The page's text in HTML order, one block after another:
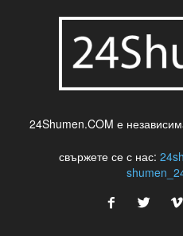
24Shumen.COM е
свържете се с нас: